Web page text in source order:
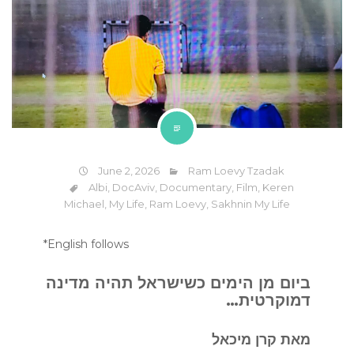
June 2, 2026
Ram Loevy Tzadak
Albi DocAviv Documentary Film Keren
Michael My Life Ram Loevy Sakhnin My Life
*English follows
ביום מן הימים כשישראל תהיה מדינה
דמוקרטית…
מאת קרן מיכאל